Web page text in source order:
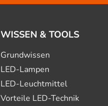
WISSEN & TOOLS
Grundwissen
LED-Lampen
LED-Leuchtmittel
Vorteile LED-Technik